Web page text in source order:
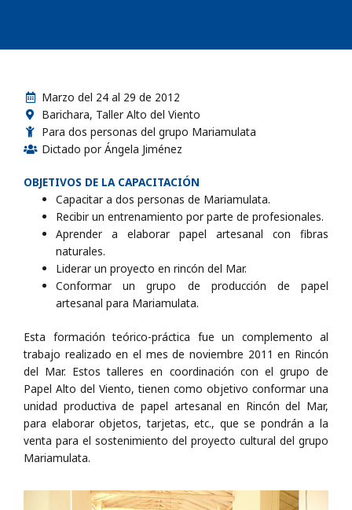
Marzo del 24 al 29 de 2012
Barichara, Taller Alto del Viento
Para dos personas del grupo Mariamulata
Dictado por Ángela Jiménez
OBJETIVOS DE LA CAPACITACIÓN
Capacitar a dos personas de Mariamulata.
Recibir un entrenamiento por parte de profesionales.
Aprender a elaborar papel artesanal con fibras
naturales.
Liderar un proyecto en rincón del Mar.
Conformar un grupo de producción de papel
artesanal para Mariamulata.
Esta formación teórico-práctica fue un complemento al
trabajo realizado en el mes de noviembre 2011 en Rincón
del Mar. Estos talleres en coordinación con el grupo de
Papel Alto del Viento, tienen como objetivo conformar una
unidad productiva de papel artesanal en Rincón del Mar,
para elaborar objetos, tarjetas, etc., que se pondrán a la
venta para el sostenimiento del proyecto cultural del grupo
Mariamulata.